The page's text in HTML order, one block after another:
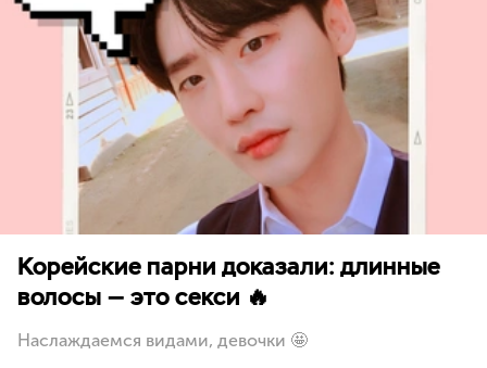
Корейские парни доказали: длинные
волосы — это секси 🔥
Наслаждаемся видами, девочки 🤩